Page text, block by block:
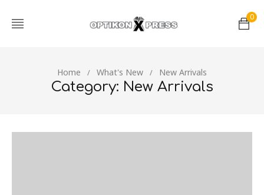
0
Home / What's New / New Arrivals
Category: New Arrivals